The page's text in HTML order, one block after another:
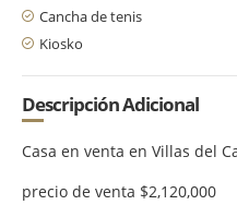
Cancha de tenis
Kiosko
Descripción Adicional
Casa en venta en Villas del
precio de venta $2,120,000